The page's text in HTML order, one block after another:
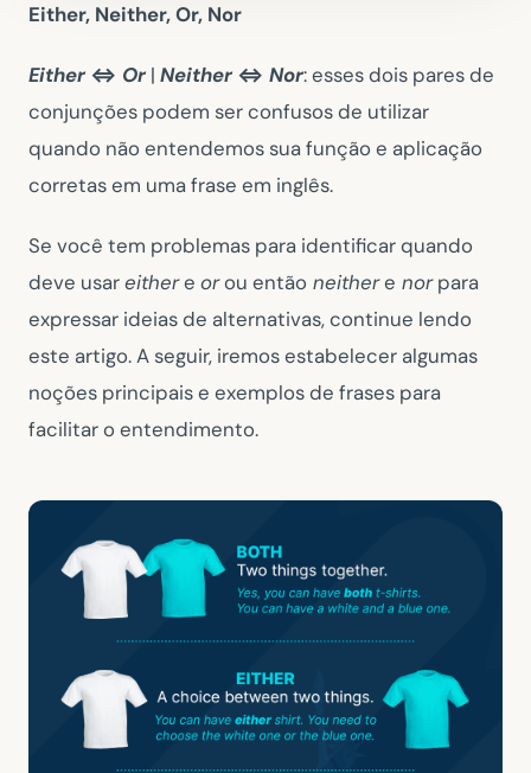
Either, Neither, Or, Nor
Either ⇔ Or | Neither ⇔ Nor: esses dois pares de
conjunções podem ser confusos de utilizar
quando não entendemos sua função e aplicação
corretas em uma frase em inglês.
Se você tem problemas para identificar quando
deve usareithere orou então neithere norpara
expressar ideias de alternativas, continue lendo
este artigo. A seguir, iremos estabelecer algumas
noções principais e exemplos de frases para
facilitar o entendimento.